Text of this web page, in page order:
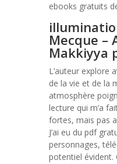
ebooks gratuits
Mecque –
Makkiyya
L’auteur explore
de la vie et de la
atmosphère
lecture qui m’a
fortes, mais pas
J’ai eu du pdf
personnages,
potentiel évident.